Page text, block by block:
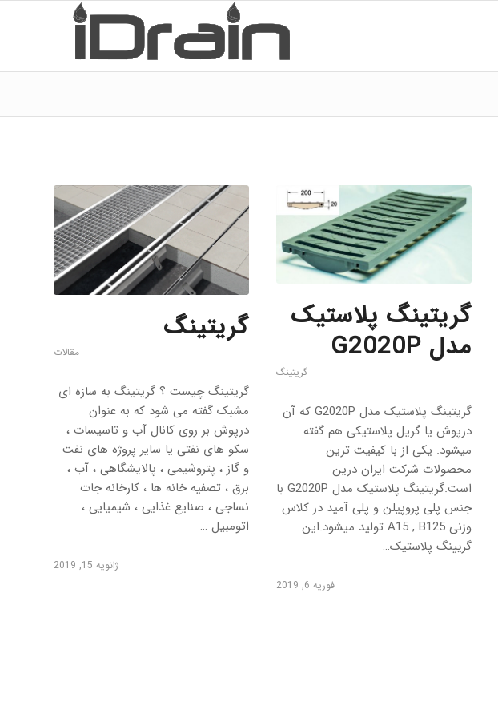
گریتینگ پلاستیک
مدل G2020P
گریتینگ
گریتینگ پلاستیک مدل G2020P که آن
درپوش یا گریل پلاستیکی هم گفته
میشود. یکی از با کیفیت ترین
محصولات شرکت ایران درین
است.گریتینگ پلاستیک مدل G2020P با
جنس پلی پروپیلن و پلی آمید در کلاس
وزنی A15 , B125 تولید میشود.این
گریینگ پلاستیک…
فوریه 6, 2019
گریتینگ
مقالات
گریتینگ چیست ؟ گریتینگ به سازه ای
مشبک گفته می شود که به عنوان
درپوش بر روی کانال آب و تاسیسات ،
سکو های نفتی یا سایر پروژه های نفت
و گاز ، پتروشیمی ، پالایشگاهی ، آب ،
برق ، تصفیه خانه ها ، کارخانه جات
نساجی ، صنایع غذایی ، شیمیایی ،
اتومبیل …
ژانویه 15, 2019